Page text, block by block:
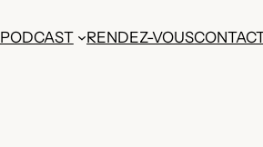
PODCAST RENDEZ-VOUS